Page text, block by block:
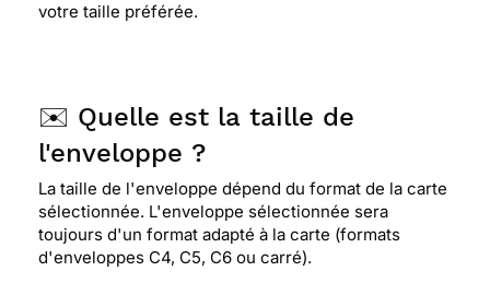
votre taille préférée.
✉️ Quelle est la taille de
l'enveloppe ?
La taille de l'enveloppe dépend du format de la carte
sélectionnée. L'enveloppe sélectionnée sera
toujours d'un format adapté à la carte (formats
d'enveloppes C4, C5, C6 ou carré).